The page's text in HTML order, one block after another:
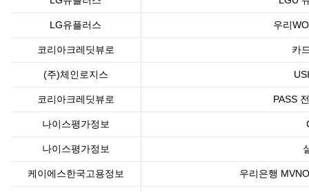
LG유플러스 우리
코리아크레딧뷰로 카
(주)체인로지스
코리아크레딧뷰로 PASS
나이스평가정보
나이스평가정보
케이에스한국고용정보 우리은행